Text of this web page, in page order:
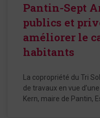
Pantin-Sept
publics et
améliorer le
habitants
La copropriété du Tri
de travaux en vue
Kern, maire de Pantin,